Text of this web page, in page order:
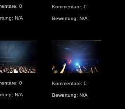
0
N/A
Kommentare: 0
Bewertung: N/A
0
N/A
Kommentare: 0
Bewertung: N/A